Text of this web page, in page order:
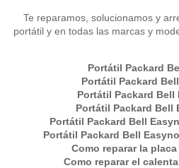
Te reparamos, solucionamos y
portátil y en todas las marcas y
Portátil Packard
Portátil Packard
Portátil Packard Bell
Portátil Packard Bell
Portátil Packard Bell
Portátil Packard Bell
Como reparar la
Como reparar el